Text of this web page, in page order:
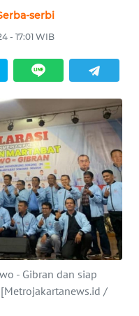
serbi
- 17:01 WIB
- Gibran dan siap
/